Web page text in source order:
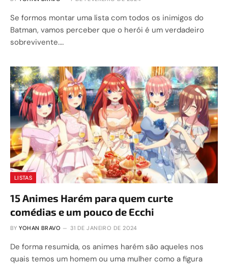
Se formos montar uma lista com todos os inimigos do
Batman, vamos perceber que o herói é um verdadeiro
sobrevivente.…
LISTAS
15 Animes Harém para quem curte
comédias e um pouco de Ecchi
BY YOHAN BRAVO 31 DE JANEIRO DE 2024
De forma resumida, os animes harém são aqueles nos
quais temos um homem ou uma mulher como a figura